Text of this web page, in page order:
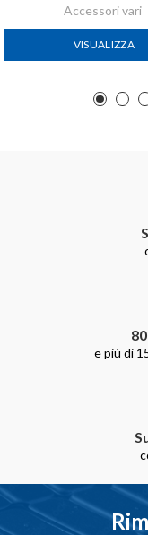
Accessori vari
VISUALIZZA
e più di